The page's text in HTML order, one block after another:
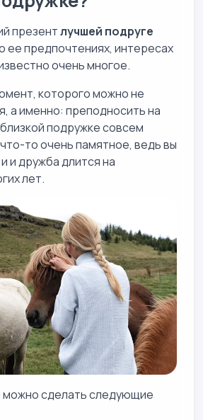
презентлучшей подруге
ее предпочтениях, интересах
очень многое.
которого можно не
а именно: преподносить на
подружке совсем
то очень памятное, ведь вы
и дружба длится на
лет.
можно сделать следующие